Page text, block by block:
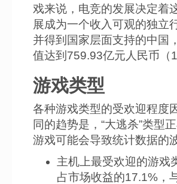
戏来说，电竞的发展决定着
展成为一个收入可观的独立
并得到国家层面支持的中国
值达到759.93亿元人民币（
游戏类型
各种游戏类型的受欢迎程度
同的趋势是，“大逃杀”类型
游戏可能会导致统计数据的
主机上最受欢迎的游戏
占市场收益的17.1%，